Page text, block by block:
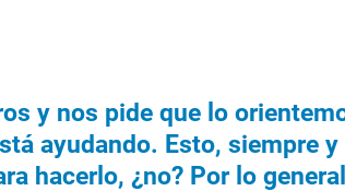
y nos pide que lo
ayudando. Esto, siempre y
hacerlo, ¿no? Por lo